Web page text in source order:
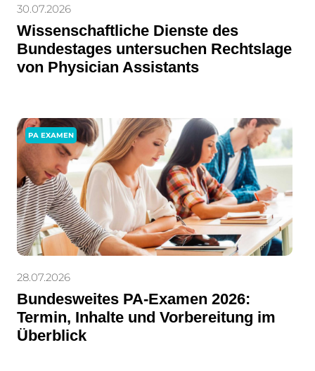
30.07.2026
Wissenschaftliche Dienste des
Bundestages untersuchen Rechtslage
von Physician Assistants
PA EXAMEN
28.07.2026
Bundesweites PA-Examen 2026:
Termin, Inhalte und Vorbereitung im
Überblick